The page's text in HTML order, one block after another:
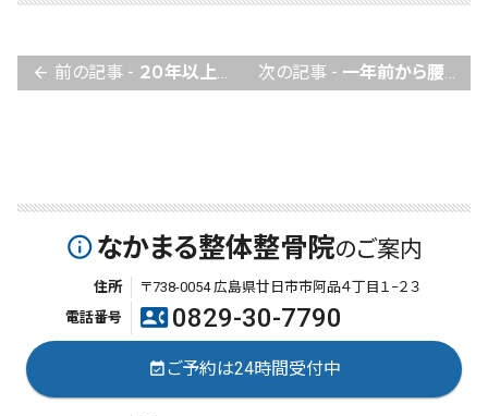
arrow_back 前の記事 - ２０年以上続いた頭痛がよくなりました。 次の記事 - 一年前から腰を曲げて歩かないと痛みが出ていましたが（脊柱管狭窄症）、３時間歩いても痛みが出なくなりました。
info_outlineなかまる整体整骨院のご案内
住所
〒738-0054 広島県廿日市市阿品４丁目１−２３
電話番号
contact_phone 0829-30-7790
event_availableご予約は24時間受付中